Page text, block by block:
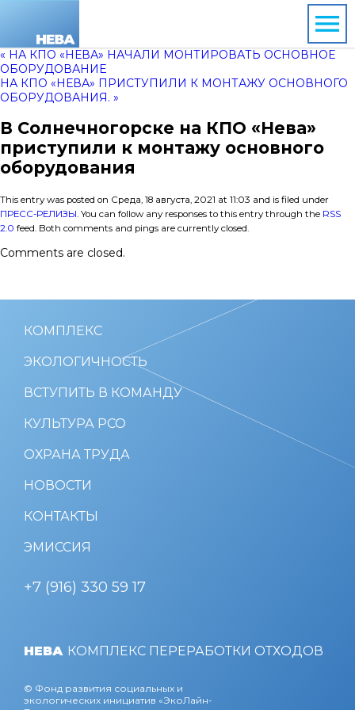
« НА КПО «НЕВА» НАЧАЛИ МОНТИРОВАТЬ ОСНОВНОЕ
ОБОРУДОВАНИЕ
НА КПО «НЕВА» ПРИСТУПИЛИ К МОНТАЖУ ОСНОВНОГО
ОБОРУДОВАНИЯ. »
В Солнечногорске на КПО «Нева»
приступили к монтажу основного
оборудования
This entry was posted on Среда, 18 августа, 2021 at 11:03 and is filed under
ПРЕСС-РЕЛИЗЫ. You can follow any responses to this entry through the RSS
2.0 feed. Both comments and pings are currently closed.
Comments are closed.
НЕВА КОМПЛЕКС ПЕРЕРАБОТКИ ОТХОДОВ
© Фонд развития социальных и
экологических инициатив «ЭкоЛайн-
КОМПЛЕКС
ЭКОЛОГИЧНОСТЬ
ВСТУПИТЬ В КОМАНДУ
КУЛЬТУРА РСО
ОХРАНА ТРУДА
НОВОСТИ
КОНТАКТЫ
ЭМИССИЯ
+7 (916) 330 59 17